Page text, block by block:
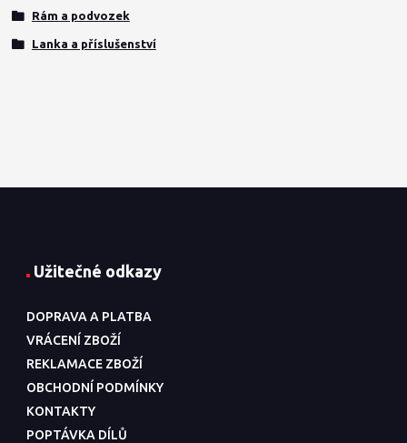
Rám a podvozek
Lanka a příslušenství
Užitečné odkazy
DOPRAVA A PLATBA
VRÁCENÍ ZBOŽÍ
REKLAMACE ZBOŽÍ
OBCHODNÍ PODMÍNKY
KONTAKTY
POPTÁVKA DÍLŮ